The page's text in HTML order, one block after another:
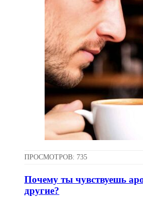
ПРОСМОТРОВ: 735
Почему ты чувствуешь
другие?